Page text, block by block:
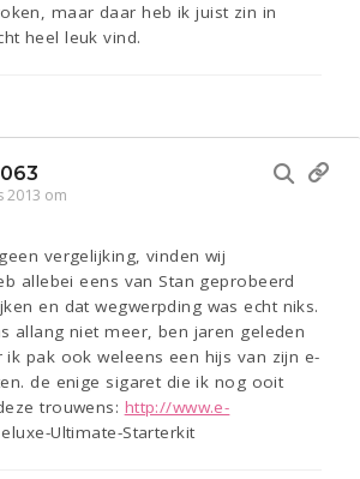
maar daar heb ik juist zin in
heel leuk vind.
2013 om
vergelijking, vinden wij
allebei eens van Stan geprobeerd
en dat wegwerpding was echt niks.
allang niet meer, ben jaren geleden
pak ook weleens een hijs van zijn e-
de enige sigaret die ik nog ooit
trouwens: http://www.e-
eluxe-Ultimate-Starterkit